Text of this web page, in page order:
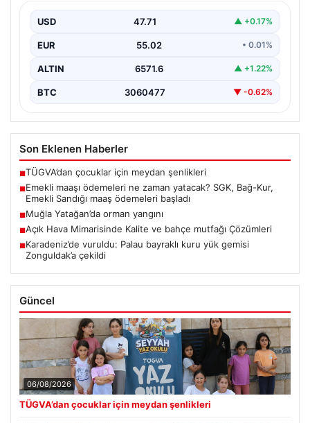
USD 47.71 ▲ +0.17%
EUR 55.02 • 0.01%
ALTIN 6571.6 ▲ +1.22%
BTC 3060477 ▼ -0.62%
Son Eklenen Haberler
■TÜGVA’dan çocuklar için meydan şenlikleri
■Emekli maaşı ödemeleri ne zaman yatacak? SGK, Bağ-Kur,
Emekli Sandığı maaş ödemeleri başladı
■Muğla Yatağan’da orman yangını
■Açık Hava Mimarisinde Kalite ve bahçe mutfağı Çözümleri
■Karadeniz’de vuruldu: Palau bayraklı kuru yük gemisi
Zonguldak’a çekildi
Güncel
06/08/2026
TÜGVA’dan çocuklar için meydan şenlikleri